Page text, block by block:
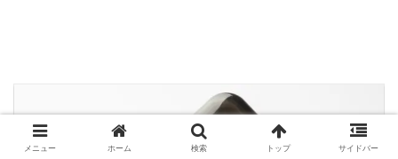
メニュー ホーム 検索 トップ サイドバー